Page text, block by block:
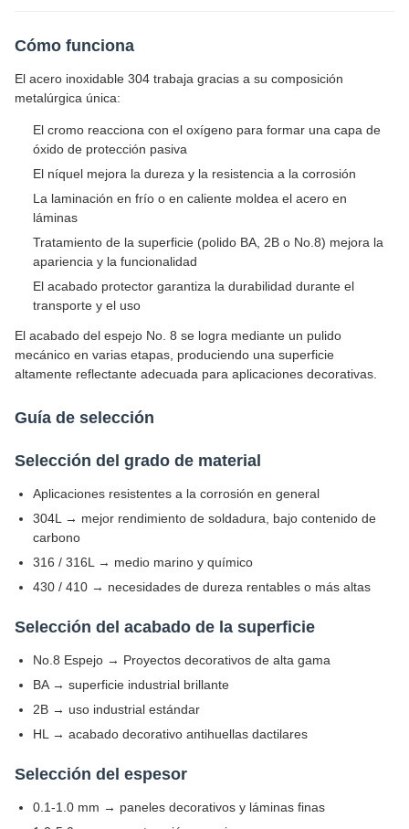
Cómo funciona
El acero inoxidable 304 trabaja gracias a su composición
metalúrgica única:
El cromo reacciona con el oxígeno para formar una capa de
óxido de protección pasiva
El níquel mejora la dureza y la resistencia a la corrosión
La laminación en frío o en caliente moldea el acero en
láminas
Tratamiento de la superficie (polido BA, 2B o No.8) mejora la
apariencia y la funcionalidad
El acabado protector garantiza la durabilidad durante el
transporte y el uso
El acabado del espejo No. 8 se logra mediante un pulido
mecánico en varias etapas, produciendo una superficie
altamente reflectante adecuada para aplicaciones decorativas.
Guía de selección
Selección del grado de material
Aplicaciones resistentes a la corrosión en general
304L → mejor rendimiento de soldadura, bajo contenido de
carbono
316 / 316L → medio marino y químico
430 / 410 → necesidades de dureza rentables o más altas
Selección del acabado de la superficie
No.8 Espejo → Proyectos decorativos de alta gama
BA → superficie industrial brillante
2B → uso industrial estándar
HL → acabado decorativo antihuellas dactilares
Selección del espesor
0.1-1.0 mm → paneles decorativos y láminas finas